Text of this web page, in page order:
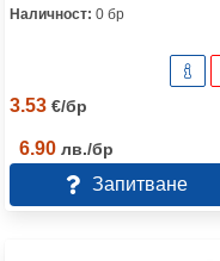
Наличност: 0 бр
3.53 €/бр
6.90 лв./бр
Запитване